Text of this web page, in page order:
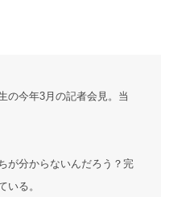
の今年3月の記者会見。当
が分からないんだろう？完
いる。